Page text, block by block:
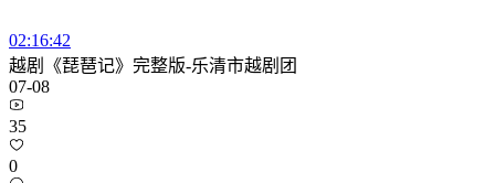
02:16:42
越剧《琵琶记》完整版-乐清市越剧团
07-08
35
0